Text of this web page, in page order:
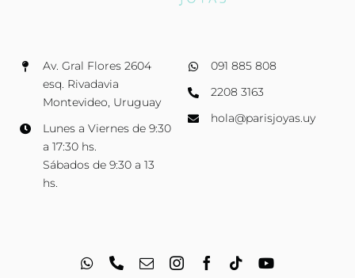
Av. Gral Flores 2604
esq. Rivadavia
Montevideo, Uruguay
Lunes a Viernes de 9:30
a 17:30 hs.
Sábados de 9:30 a 13
hs.
091 885 808
2208 3163
hola@parisjoyas.uy